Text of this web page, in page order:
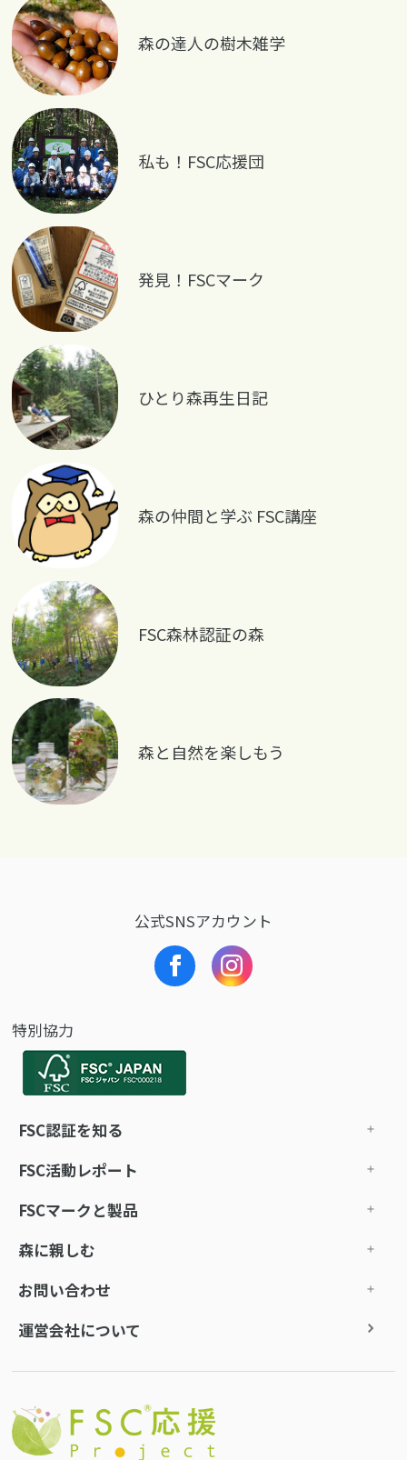
森の達人の樹木雑学
私も！FSC応援団
発見！FSCマーク
ひとり森再生日記
森の仲間と学ぶ FSC講座
FSC森林認証の森
森と自然を楽しもう
公式SNSアカウント
特別協力
FSC認証を知る
FSC活動レポート
FSCマークと製品
森に親しむ
お問い合わせ
運営会社について